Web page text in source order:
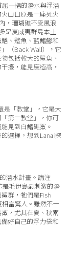
一指的潛水與浮潛
山口原是一座死火
，珊瑚礁不受風浪
是夏威夷群島本土
、躄魚、藍鰭鯵和
（Back Wall），它
包括較大的鯊魚、
擾，能見度極高，
是「教堂」，它是大
第二教堂」，你可
見到白鰭礁鯊。
選擇，想到Lanai探
潛水計畫。請注
毛伊島最刺激的潛
群，牠們是Fish
當驚人。雖然不一
，尤其在夏、秋兩
好自己的浮力袋和